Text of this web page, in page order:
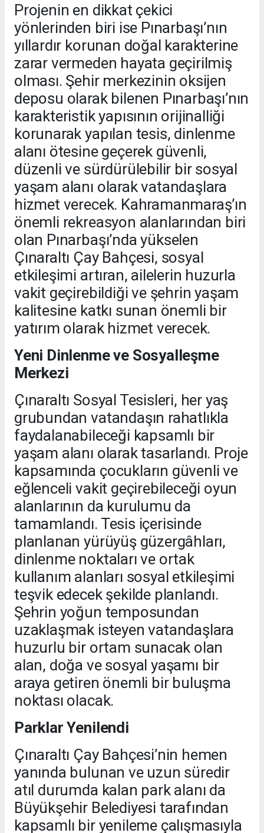
Projenin en dikkat çekici
yönlerinden biri ise Pınarbaşı’nın
yıllardır korunan doğal karakterine
zarar vermeden hayata geçirilmiş
olması. Şehir merkezinin oksijen
deposu olarak bilenen Pınarbaşı’nın
karakteristik yapısının orijinalliği
korunarak yapılan tesis, dinlenme
alanı ötesine geçerek güvenli,
düzenli ve sürdürülebilir bir sosyal
yaşam alanı olarak vatandaşlara
hizmet verecek. Kahramanmaraş’ın
önemli rekreasyon alanlarından biri
olan Pınarbaşı’nda yükselen
Çınaraltı Çay Bahçesi, sosyal
etkileşimi artıran, ailelerin huzurla
vakit geçirebildiği ve şehrin yaşam
kalitesine katkı sunan önemli bir
yatırım olarak hizmet verecek.
Yeni Dinlenme ve Sosyalleşme
Merkezi
Çınaraltı Sosyal Tesisleri, her yaş
grubundan vatandaşın rahatlıkla
faydalanabileceği kapsamlı bir
yaşam alanı olarak tasarlandı. Proje
kapsamında çocukların güvenli ve
eğlenceli vakit geçirebileceği oyun
alanlarının da kurulumu da
tamamlandı. Tesis içerisinde
planlanan yürüyüş güzergâhları,
dinlenme noktaları ve ortak
kullanım alanları sosyal etkileşimi
teşvik edecek şekilde planlandı.
Şehrin yoğun temposundan
uzaklaşmak isteyen vatandaşlara
huzurlu bir ortam sunacak olan
alan, doğa ve sosyal yaşamı bir
araya getiren önemli bir buluşma
noktası olacak.
Parklar Yenilendi
Çınaraltı Çay Bahçesi’nin hemen
yanında bulunan ve uzun süredir
atıl durumda kalan park alanı da
Büyükşehir Belediyesi tarafından
kapsamlı bir yenileme çalışmasıyla